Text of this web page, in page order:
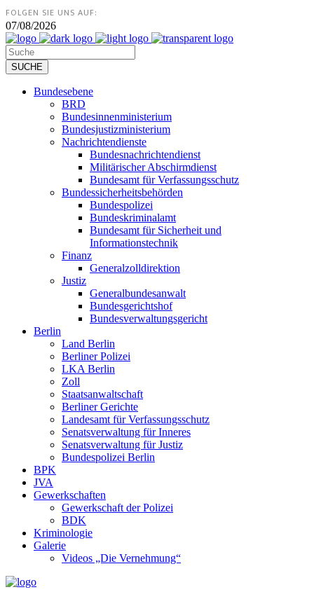
FOLGEN SIE UNS AUF:
07/08/2026
Bundesebene
BRD
Bundesinnenministerium
Bundesjustizministerium
Nachrichtendienste
Bundesnachrichtendienst
Militärischer Abschirmdienst
Bundesamt für Verfassungsschutz
Bundessicherheitsbehörden
Bundespolizei
Bundeskriminalamt
Bundesamt für Sicherheit und
Informationstechnik
Finanz
Generalzolldirektion
Justiz
Generalbundesanwalt
Bundesgerichtshof
Bundesverwaltungsgericht
Berlin
Land Berlin
Berliner Polizei
LKA Berlin
Zoll
Staatsanwaltschaft
Berliner Gerichte
Landesamt für Verfassungsschutz
Senatsverwaltung für Inneres
Senatsverwaltung für Justiz
Bundespolizei Berlin
BPK
JVA
Gewerkschaften
Gewerkschaft der Polizei
BDK
Kriminologie
Galerie
Videos „Die Vernehmung“